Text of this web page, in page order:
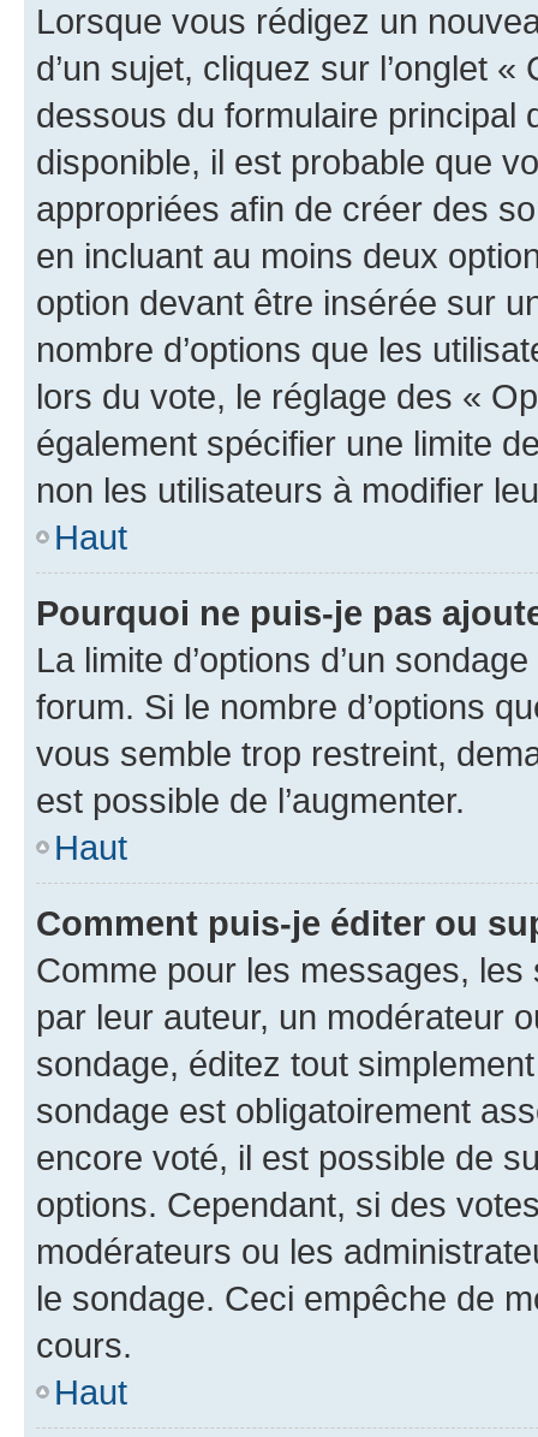
Lorsque vous rédigez un
d’un sujet, cliquez sur l’onglet
dessous du formulaire principal
disponible, il est probable que
appropriées afin de créer des
en incluant au moins deux
option devant être insérée sur
nombre d’options que les
lors du vote, le réglage des «
également spécifier une limite
non les utilisateurs à modifier
Haut
Pourquoi ne puis-je pas
La limite d’options d’un
forum. Si le nombre d’options
vous semble trop restreint,
est possible de l’augmenter.
Haut
Comment puis-je éditer ou
Comme pour les messages,
par leur auteur, un modérateur
sondage, éditez tout
sondage est obligatoirement
encore voté, il est possible de
options. Cependant, si des
modérateurs ou les
le sondage. Ceci empêche de
cours.
Haut